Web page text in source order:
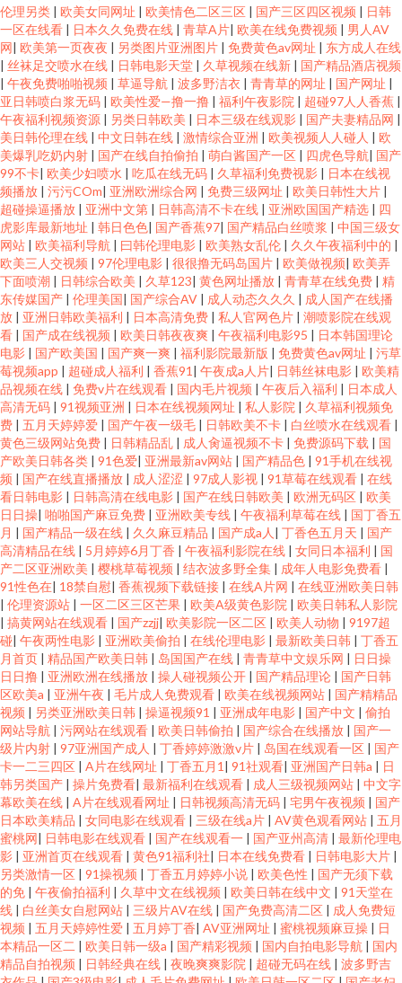
伦理另类 | 欧美女同网址 | 欧美情色二区三区 | 国产三区四区视频 | 日韩
一区在线看 | 日本久久免费在线 | 青草A片| 欧美在线免费视频 | 男人AV
网| 欧美第一页夜夜 | 另类图片亚洲图片 | 免费黄色av网址 | 东方成人在线
| 丝袜足交喷水在线 | 日韩电影天堂 | 久草视频在线新 | 国产精品酒店视频
| 午夜免费啪啪视频 | 草逼导航 | 波多野洁衣 | 青青草的网址 | 国产网址 |
亚日韩喷白浆无码 | 欧美性爱—撸一撸 | 福利午夜影院 | 超碰97人人香蕉 |
午夜福利视频资源 | 另类日韩欧美 | 日本三级在线观影 | 国产夫妻精品网 |
美日韩伦理在线 | 中文日韩在线 | 激情综合亚洲 | 欧美视频人人碰人 | 欧
美爆乳吃奶内射 | 国产在线自拍偷拍 | 萌白酱国产一区 | 四虎色导航| 国产
99不卡| 欧美少妇喷水 | 吃瓜在线无码 | 久草福利免费视影 | 日本在线视
频播放 | 污污COm| 亚洲欧洲综合网 | 免费三级网址 | 欧美日韩性大片 |
超碰操逼播放 | 亚洲中文第 | 日韩高清不卡在线 | 亚洲欧国国产精选 | 四
虎影库最新地址 | 韩日色色| 国产香蕉97| 国产精品白丝喷浆 | 中国三级女
网站 | 欧美福利导航 | 曰韩伦理电影 | 欧美熟女乱伦 | 久久午夜福利中的 |
欧美三人交视频 | 97伦理电影 | 很很撸无码岛国片 | 欧美做视频| 欧美弄
下面喷潮 | 日韩综合欧美 | 久草123| 黄色网址播放 | 青青草在线免费 | 精
东传媒国产 | 伦理美国| 国产综合AV | 成人动态久久久 | 成人国产在线播
放 | 亚洲日韩欧美福利 | 日本高清免费 | 私人官网色片 | 潮喷影院在线观
看 | 国产成在线视频 | 欧美日韩夜夜爽 | 午夜福利电影95 | 日本韩国理论
电影 | 国产欧美国 | 国产爽一爽 | 福利影院最新版 | 免费黄色av网址 | 污草
莓视频app | 超碰成人福利 | 香蕉91 | 午夜成a人片| 日韩丝袜电影 | 欧美精
品视频在线 | 免费v片在线观看 | 国内毛片视频 | 午夜后入福利 | 日本成人
高清无码 | 91视频亚洲 | 日本在线视频网址 | 私人影院 | 久草福利视频免
费 | 五月天婷婷爱 | 国产午夜一级毛 | 日韩欧美不卡 | 白丝喷水在线观看 |
黄色三级网站免费 | 日韩精品乱 | 成人肏逼视频不卡 | 免费源码下载 | 国
产欧美日韩各类 | 91色爱| 亚洲最新av网站 | 国产精品色 | 91手机在线视
频 | 国产在线直播播放 | 成人涩涩 | 97成人影视 | 91草莓在线观看 | 在线
看日韩电影 | 日韩高清在线电影 | 国产在线日韩欧美 | 欧洲无码区 | 欧美
日日操| 啪啪国产麻豆免费 | 亚洲欧美专线 | 午夜福利草莓在线 | 国丁香五
月 | 国产精品一级在线 | 久久麻豆精品 | 国产成a人 | 丁香色五月天 | 国产
高清精品在线 | 5月婷婷6月丁香 | 午夜福利影院在线 | 女同日本福利 | 国
产二区亚洲欧美 | 樱桃草莓视频 | 结衣波多野全集 | 成年人电影免费看 |
91性色在| 18禁自慰| 香蕉视频下载链接 | 在线A片网 | 在线亚洲欧美日韩
| 伦理资源站 | 一区二区三区芒果 | 欧美A级黄色影院 | 欧美日韩私人影院
| 搞黄网站在线观看 | 国产zzjj| 欧美影院一区二区 | 欧美人动物 | 9197超
碰| 午夜两性电影 | 亚洲欧美偷拍 | 在线伦理电影 | 最新欧美日韩 | 丁香五
月首页 | 精品国产欧美日韩 | 岛国国产在线 | 青青草中文娱乐网 | 日日操
日日撸 | 亚洲欧洲在线播放 | 操人碰视频公开 | 国产精品理论 | 国产日韩
区欧美a | 亚洲午夜 | 毛片成人免费观看 | 欧美在线视频网站 | 国产精精品
视频 | 另类亚洲欧美日韩 | 操逼视频91 | 亚洲成年电影 | 国产中文 | 偷拍
网站导航 | 污网站在线观看 | 欧美日韩偷拍 | 国产综合在线播放 | 国产一
级片内射 | 97亚洲国产成人 | 丁香婷婷激激v片 | 岛国在线观看一区 | 国产
卡一二三四区 | A片在线网址 | 丁香五月1 | 91社观看| 亚洲国产日韩a | 日
韩另类国产 | 操片免费看| 最新福利在线观看 | 成人三级视频网站 | 中文字
幕欧美在线 | A片在线观看网址 | 日韩视频高清无码 | 宅男午夜视频 | 国产
日本欧美精品 | 女同电影在线观看 | 三级在线a片 | AV黄色观看网站 | 五月
蜜桃网| 日韩电影在线观看 | 国产在线观看一 | 国产亚州高清 | 最新伦理电
影 | 亚洲首页在线观看 | 黄色91福利社| 日本在线免费看 | 日韩电影大片 |
另类激情一区 | 91操视频 | 丁香五月婷婷小说 | 欧美色性 | 国产无须下载
的免 | 午夜偷拍福利 | 久草中文在线视频 | 欧美日韩在线中文 | 91天堂在
线 | 白丝美女自慰网站 | 三级片AV在线 | 国产免费高清二区 | 成人免费短
视频 | 五月天婷婷性爱 | 五月婷丁香| AV亚洲网址 | 蜜桃视频麻豆操 | 日
本精品一区二 | 欧美日韩一级a | 国产精彩视频 | 国内自拍电影导航 | 国内
精品自拍视频 | 日韩经典在线 | 夜晚爽爽影院 | 超碰无码在线 | 波多野吉